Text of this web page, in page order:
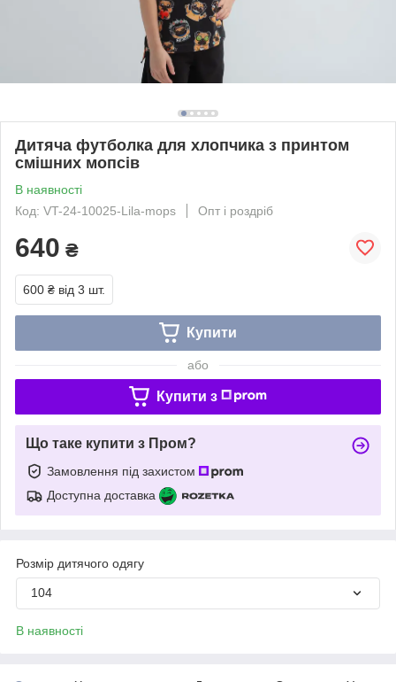
Дитяча футболка для хлопчика з принтом
смішних мопсів
В наявності
Код: VT-24-10025-Lila-mops
Опт і роздріб
640 ₴
600 ₴ від 3 шт.
Купити
або
Купити з
Що таке купити з Пром?
Замовлення під захистом
Доступна доставка
Розмір дитячого одягу
104
В наявності